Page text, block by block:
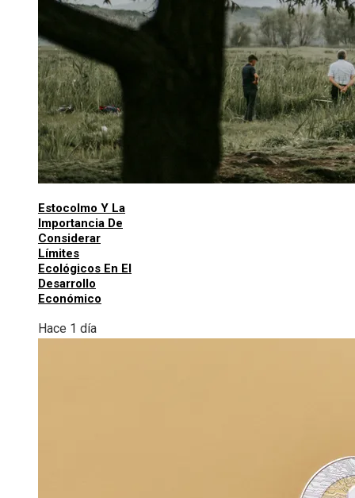
Estocolmo Y La
Importancia De
Considerar
Límites
Ecológicos En El
Desarrollo
Económico
Hace 1 día